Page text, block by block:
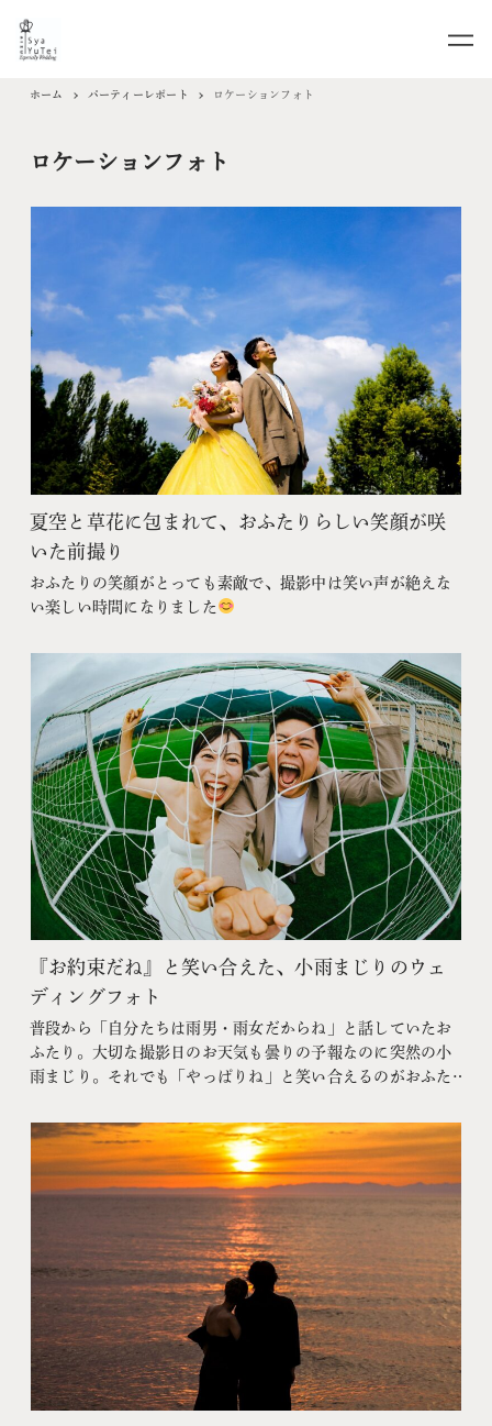
ホーム パーティーレポート ロケーションフォト
ロケーションフォト
夏空と草花に包まれて、おふたりらしい笑顔が咲
いた前撮り
おふたりの笑顔がとっても素敵で、撮影中は笑い声が絶えな
い楽しい時間になりました
『お約束だね』と笑い合えた、小雨まじりのウェ
ディングフォト
普段から「自分たちは雨男・雨女だからね」と話していたお
ふたり。大切な撮影日のお天気も曇りの予報なのに突然の小
雨まじり。それでも「やっぱりね」と笑い合えるのがおふた
半はおふたりにとって大切な思い出が詰まったピッチ上で、
新郎のアシストによる「新婦の1ミリ」でゴーーール!!!
こ
の日だからこそ残せた景色とと…